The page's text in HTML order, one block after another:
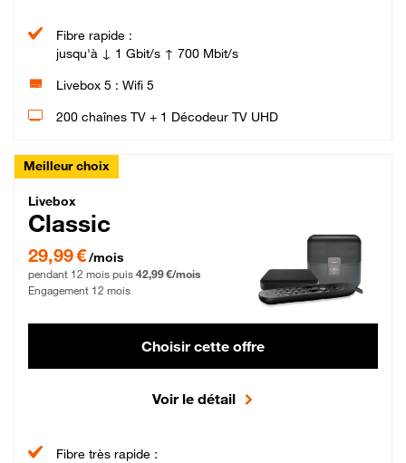
Fibre rapide :
jusqu'à ↓ 1 Gbit/s ↑ 700 Mbit/s
Livebox 5 : Wifi 5
200 chaînes TV + 1 Décodeur TV UHD
Meilleur choix
Livebox Classic Fibre
Livebox
Classic
29,99 € par mois pendant 12 mois puis 42,99 € par mois, Engagement 12 mois
29,99 €/mois
pendant 12 mois puis 42,99 €/mois
Engagement 12 mois
Choisir cette offre
Voir le détail
Fibre très rapide :